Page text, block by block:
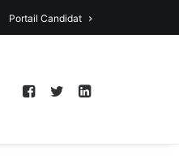
Portail Candidat